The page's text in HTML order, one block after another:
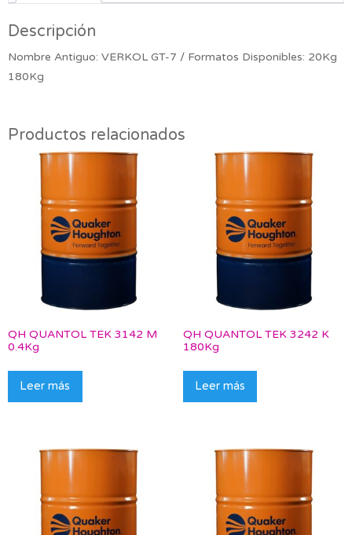
Descripción
Nombre Antiguo: VERKOL GT-7 / Formatos Disponibles: 20Kg
180Kg
Productos relacionados
QH QUANTOL TEK 3142 M
0.4Kg
Leer más
QH QUANTOL TEK 3242 K
180Kg
Leer más